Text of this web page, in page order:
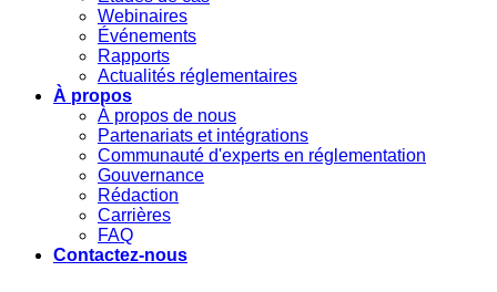
Webinaires
Événements
Rapports
Actualités réglementaires
À propos
À propos de nous
Partenariats et intégrations
Communauté d'experts en réglementation
Gouvernance
Rédaction
Carrières
FAQ
Contactez-nous